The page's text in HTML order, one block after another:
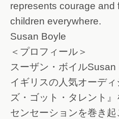
represents courage and
children everywhere.
Susan Boyle
＜プロフィール＞
スーザン・ボイルSusan
イギリスの人気オーデ
ズ・ゴット・タレント
センセーションを巻き